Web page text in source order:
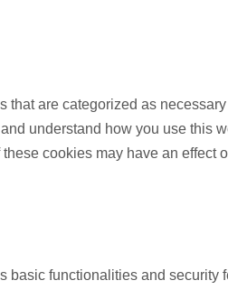
are categorized as
understand how you use this
cookies may have an effect
functionalities and security